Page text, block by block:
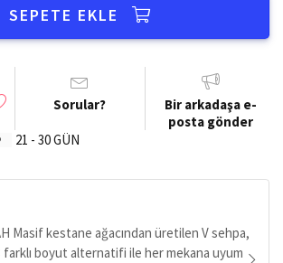
SEPETE EKLE
Sorular?
Bir arkadaşa e-
posta gönder
21 - 30 GÜN
Masif kestane ağacından üretilen V sehpa,
farklı boyut alternatifi ile her mekana uyum